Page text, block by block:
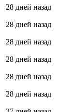
28 дней назад
28 дней назад
28 дней назад
28 дней назад
28 дней назад
28 дней назад